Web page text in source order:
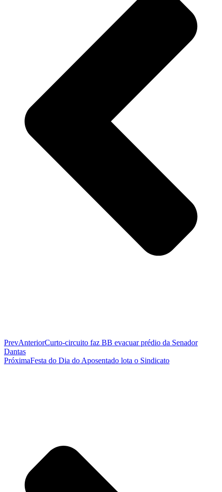
PrevAnteriorCurto-circuito faz BB evacuar prédio da Senador
Dantas
PróximaFesta do Dia do Aposentado lota o Sindicato